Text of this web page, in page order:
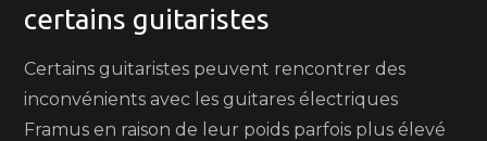
certains guitaristes
Certains guitaristes peuvent rencontrer des
inconvénients avec les guitares électriques
Framus en raison de leur poids parfois plus élevé